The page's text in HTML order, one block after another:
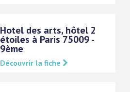
Hotel des arts, hôtel 2
étoiles à Paris 75009 -
9ème
Découvrir la fiche